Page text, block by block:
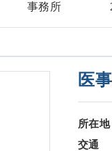
事務所
医
所在地
交通